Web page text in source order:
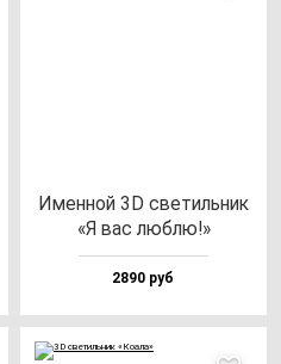
Имен­ной 3D све­тиль­ник
«Я вас люб­лю!»
2890 руб